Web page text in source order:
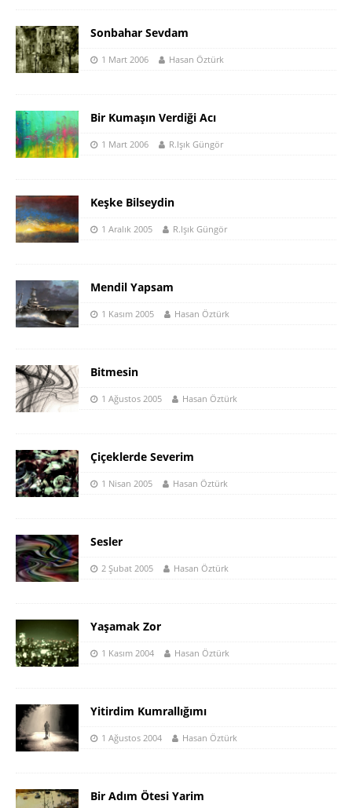
Sonbahar Sevdam
1 Mart 2006 Hasan Öztürk
Bir Kumaşın Verdiği Acı
1 Mart 2006 R.Işık Güngör
Keşke Bilseydin
1 Aralık 2005 R.Işık Güngör
Mendil Yapsam
1 Kasım 2005 Hasan Öztürk
Bitmesin
1 Ağustos 2005 Hasan Öztürk
Çiçeklerde Severim
1 Nisan 2005 Hasan Öztürk
Sesler
2 Şubat 2005 Hasan Öztürk
Yaşamak Zor
1 Kasım 2004 Hasan Öztürk
Yitirdim Kumrallığımı
1 Ağustos 2004 Hasan Öztürk
Bir Adım Ötesi Yarim